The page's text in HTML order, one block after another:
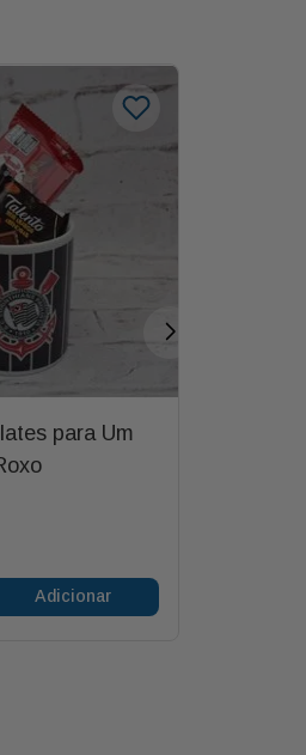
para Um
Adicionar